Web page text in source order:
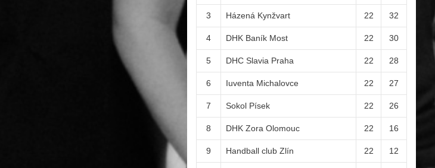
3 Házená Kynžvart 22 32
4 DHK Baník Most 22 30
5 DHC Slavia Praha 22 28
6 Iuventa Michalovce 22 27
7 Sokol Písek 22 26
8 DHK Zora Olomouc 22 16
9 Handball club Zlín 22 12